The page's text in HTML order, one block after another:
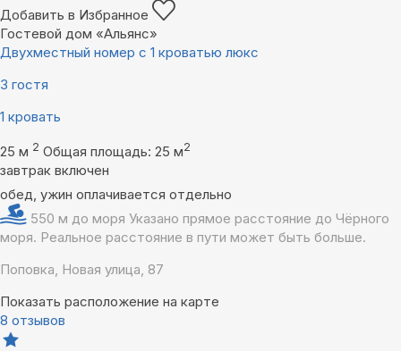
Добавить в Избранное
Гостевой дом «Альянс»
Двухместный номер с 1 кроватью люкс
3 гостя
1 кровать
25 м 2 Общая площадь: 25 м2
завтрак включен
обед, ужин оплачивается отдельно
550 м до моря Указано прямое расстояние до Чёрного
моря. Реальное расстояние в пути может быть больше.
Поповка, Новая улица, 87
Показать расположение на карте
8 отзывов